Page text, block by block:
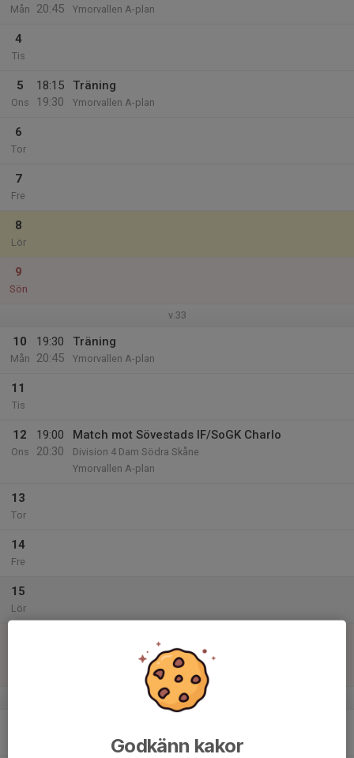
Mån
20:45
Ymorvallen A-plan
4
Tis
5
Ons
18:15
19:30
Träning
Ymorvallen A-plan
6
Tor
7
Fre
8
Lör
9
Sön
v.33
10
Mån
19:30
20:45
Träning
Ymorvallen A-plan
11
Tis
12
Ons
19:00
20:30
Match mot Sövestads IF/SoGK Charlo
Division 4 Dam Södra Skåne
Ymorvallen A-plan
13
Tor
14
Fre
15
Lör
Division 4 Dam Södra Skåne
Svenstorps IP A-plan
v.34
Ymorvallen A-plan
Godkänn kakor